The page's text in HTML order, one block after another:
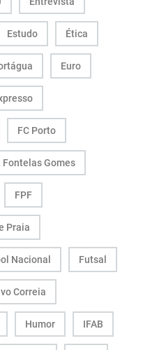
Estudo Ética
Euro
FC Porto
Fontelas Gomes
FPF
Praia
Nacional Futsal
Correia
Humor IFAB